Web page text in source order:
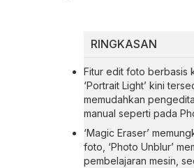
RINGKASAN
Fitur edit foto berbasis
‘Portrait Light’ kini
memudahkan
manual seperti pada
‘Magic Eraser’
foto, ‘Photo Unblur’
pembelajaran mesin,